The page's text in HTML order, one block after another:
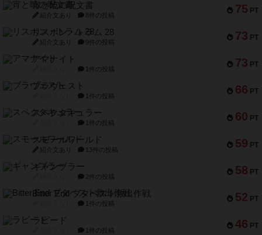
75 PT
宵と暁の呪文書
紹介文あり 8件の投稿
73 PT
リスボン・トラム 28
紹介文あり 9件の投稿
73 PT
アマナイト
1件の投稿
66 PT
ブラヴェスト
1件の投稿
60 PT
スペクタキュラー
1件の投稿
59 PT
スモールワールド
紹介文あり 13件の投稿
58 PT
ギャンブラー
2件の投稿
52 PT
Bitter End ブタペスト救出作戦
1件の投稿
46 PT
ラピード
1件の投稿